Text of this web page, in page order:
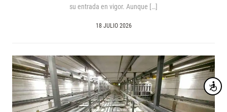
su entrada en vigor. Aunque […]
18 JULIO 2026